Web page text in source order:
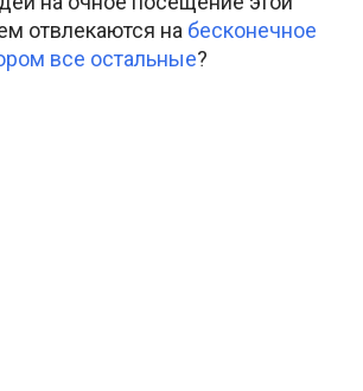
отвлекаются на бесконечное
все остальные?